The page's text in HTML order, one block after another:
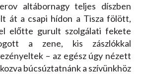
altábornagy teljes díszben
át a csapi hídon a Tisza fölött,
előtte gurult szolgálati fekete
a zene, kis zászlókkal
– az egész úgy nézett
búcsúztatnánk a szívünkhöz